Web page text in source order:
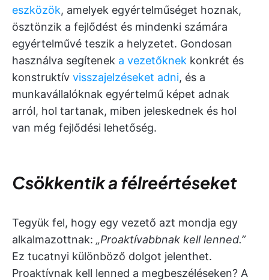
eszközök, amelyek egyértelműséget hoznak,
ösztönzik a fejlődést és mindenki számára
egyértelművé teszik a helyzetet. Gondosan
használva segítenek a vezetőknek konkrét és
konstruktív visszajelzéseket adni, és a
munkavállalóknak egyértelmű képet adnak
arról, hol tartanak, miben jeleskednek és hol
van még fejlődési lehetőség.
Csökkentik a félreértéseket
Tegyük fel, hogy egy vezető azt mondja egy
alkalmazottnak: „Proaktívabbnak kell lenned.”
Ez tucatnyi különböző dolgot jelenthet.
Proaktívnak kell lenned a megbeszéléseken? A